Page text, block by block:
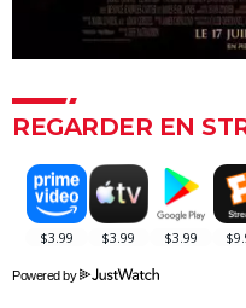
Le Géant de fer
Les Minions 2 : âge,
Buzz l'éclair : à partir
Wall-E
Toy Story 4 : une suite
tout sur le dessin-
REGARDER EN
Powered by